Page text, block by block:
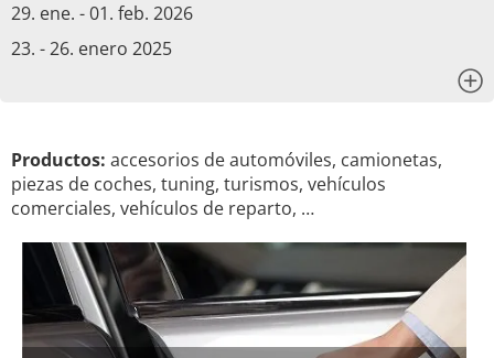
29. ene. - 01. feb. 2026
23. - 26. enero 2025
Productos: accesorios de automóviles, camionetas,
piezas de coches, tuning, turismos, vehículos
comerciales, vehículos de reparto, …